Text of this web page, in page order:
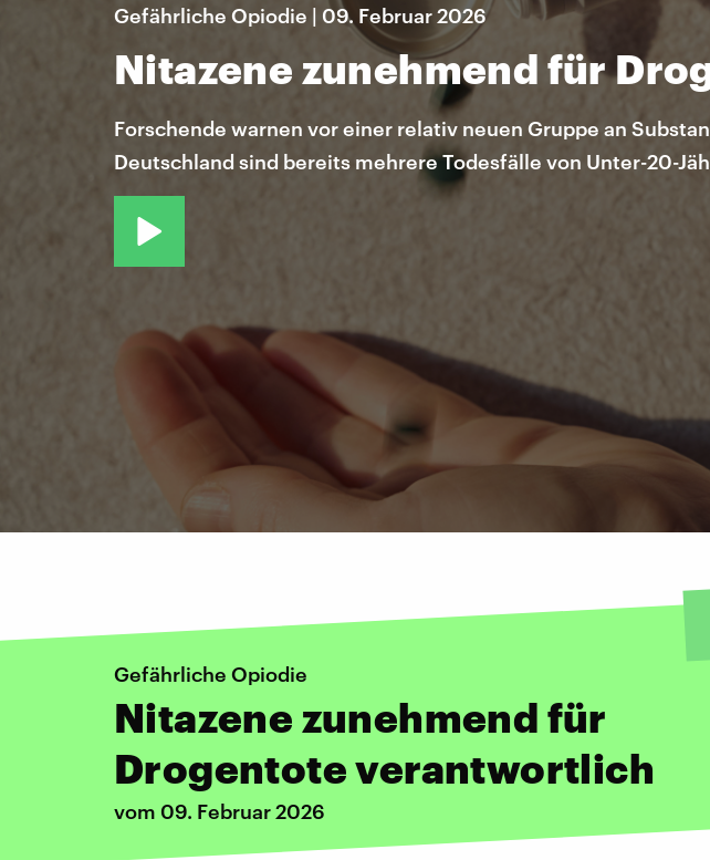
Gefährliche Opiodie | 09. Februar 2026
Nitazene zunehmend für
Forschende warnen vor einer relativ neuen Gruppe an
Deutschland sind bereits mehrere Todesfälle von Unter-20-
Gefährliche Opiodie
Nitazene zunehmend für
Drogentote verantwortlich
vom 09. Februar 2026